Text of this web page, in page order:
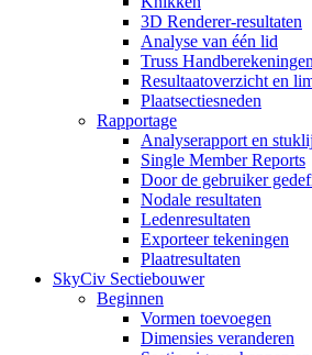
3D Renderer-resultaten
Analyse van één lid
Truss
Resultaatoverzicht en
Plaatsectiesneden
Rapportage
Analyserapport en
Single Member Reports
Door de gebruiker
Nodale resultaten
Ledenresultaten
Exporteer tekeningen
Plaatresultaten
SkyCiv Sectiebouwer
Beginnen
Vormen toevoegen
Dimensies veranderen